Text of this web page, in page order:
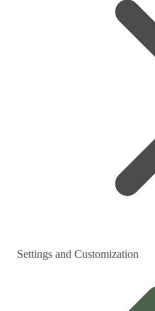
Settings and Customization